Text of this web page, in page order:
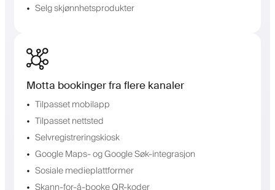
Selg skjønnhetsprodukter
Motta bookinger fra flere kanaler
Tilpasset mobilapp
Tilpasset nettsted
Selvregistreringskiosk
Google Maps- og Google Søk-integrasjon
Sosiale medieplattformer